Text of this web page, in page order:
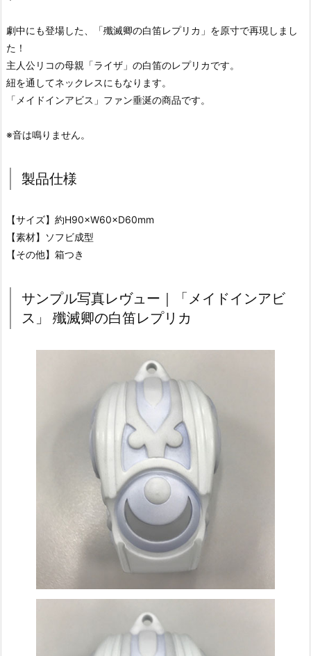
劇中にも登場した、「殲滅卿の白笛レプリカ」を原寸で再現しまし
た！
主人公リコの母親「ライザ」の白笛のレプリカです。
紐を通してネックレスにもなります。
「メイドインアビス」ファン垂涎の商品です。
※音は鳴りません。
製品仕様
【サイズ】約H90×W60×D60mm
【素材】ソフビ成型
【その他】箱つき
サンプル写真レヴュー｜「メイドインアビ
ス」 殲滅卿の白笛レプリカ